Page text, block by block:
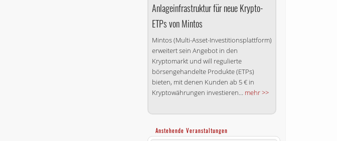
Anlageinfrastruktur für neue Krypto-
ETPs von Mintos
Mintos (Multi-Asset-Investitionsplattform)
erweitert sein Angebot in den
Kryptomarkt und will regulierte
börsengehandelte Produkte (ETPs)
bieten, mit denen Kunden ab 5 € in
Kryptowährungen investieren... mehr >>
Anstehende Veranstaltungen